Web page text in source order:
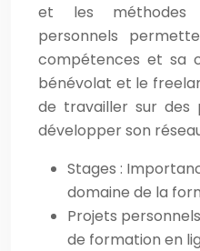
et les méthodes
personnels
compétences et sa
bénévolat et le
de travailler sur
développer son
Stages :
domaine de la
Projets
de formation en